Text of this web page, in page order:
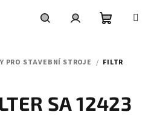
PRO STAVEBNÍ STROJE / FILTR
SA 12423